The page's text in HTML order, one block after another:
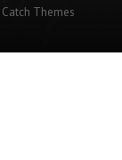
Catch Themes